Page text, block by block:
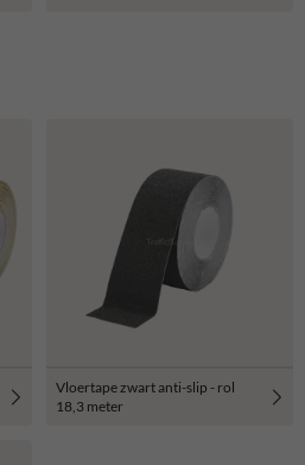
Vloertape zwart anti-slip - rol
18,3 meter